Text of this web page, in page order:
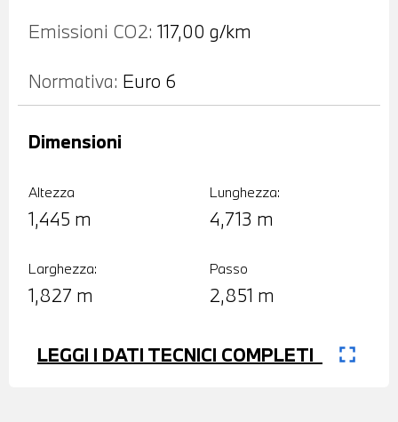
Emissioni CO2: 117,00 g/km
Normativa: Euro 6
Altezza
1,445 m
Lunghezza:
4,713 m
Dimensioni
Larghezza:
1,827 m
Passo
2,851 m
LEGGI I DATI TECNICI COMPLETI fullscreen